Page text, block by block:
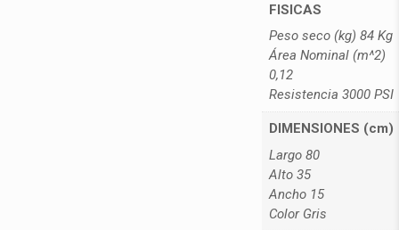
FISICAS
Peso seco (kg) 84 Kg
Área Nominal (m^2)
0,12
Resistencia 3000 PSI
DIMENSIONES (cm)
Largo 80
Alto 35
Ancho 15
Color Gris